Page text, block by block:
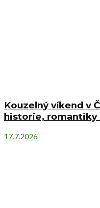
Kouzelný víkend v
historie, romantiky
17.7.2026